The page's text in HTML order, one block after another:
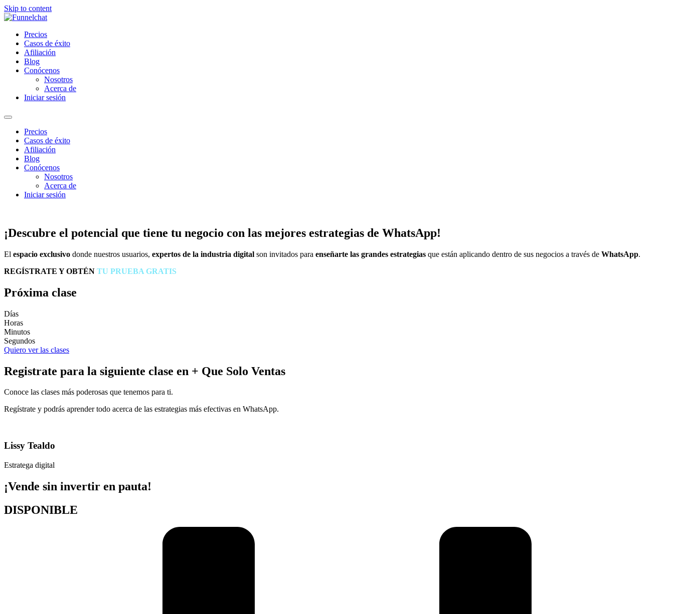
Skip to content
Precios
Casos de éxito
Afiliación
Blog
Conócenos
Nosotros
Acerca de
Iniciar sesión
Precios
Casos de éxito
Afiliación
Blog
Conócenos
Nosotros
Acerca de
Iniciar sesión
¡Descubre el potencial que tiene tu negocio con las mejores estrategias de WhatsApp!
El espacio exclusivo donde nuestros usuarios, expertos de la industria digital son invitados para enseñarte las grandes estrategias que están aplicando dentro de sus negocios a través de WhatsApp.
REGÍSTRATE Y OBTÉN TU PRUEBA GRATIS
Próxima clase
Días
Horas
Minutos
Segundos
Quiero ver las clases
Registrate para la siguiente clase en + Que Solo Ventas
Conoce las clases más poderosas que tenemos para ti.
Regístrate y podrás aprender todo acerca de las estrategias más efectivas en WhatsApp.
Lissy Tealdo
Estratega digital
¡Vende sin invertir en pauta!
DISPONIBLE